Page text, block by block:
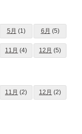
5月 (1) 6月 (5)
11月 (4) 12月 (5)
11月 (2) 12月 (2)